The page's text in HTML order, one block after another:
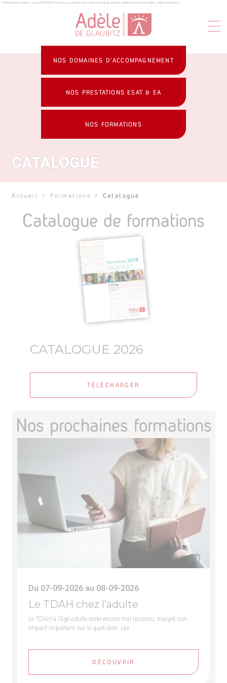
Panneau de gestion des cookies
Établissement médico-social, ESAT, EA & formation continue : Association handicap, enfants, adultes & personnes âgées - Adèle de Glaubitz
NOS DOMAINES D’ACCOMPAGNEMENT
NOS PRESTATIONS ESAT & EA
NOS FORMATIONS
CATALOGUE
Accueil > Formations > Catalogue
Catalogue de formations
CATALOGUE 2026
TÉLÉCHARGER
Nos prochaines formations
Du 07-09-2026 au 08-09-2026
Le TDAH chez l’adulte
Le TDAH à l’âge adulte reste encore mal reconnu, malgré son
impact important sur le quotidien. Les …
DÉCOUVRIR